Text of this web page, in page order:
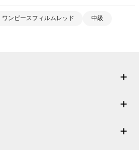
ワンピースフィルムレッド 中級